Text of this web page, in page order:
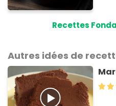
Recettes
Autres idées de